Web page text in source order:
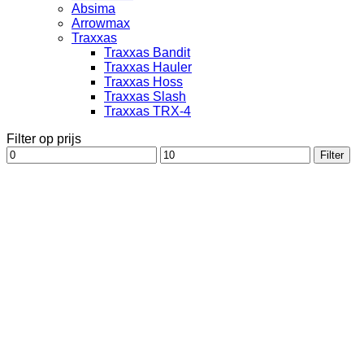
Absima
Arrowmax
Traxxas
Traxxas Bandit
Traxxas Hauler
Traxxas Hoss
Traxxas Slash
Traxxas TRX-4
Filter op prijs
Min.
prijs
Max.
prijs
Filter